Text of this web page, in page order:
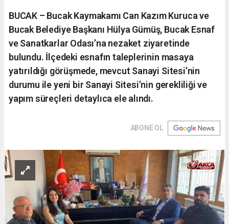
BUCAK – Bucak Kaymakamı Can Kazım Kuruca ve
Bucak Belediye Başkanı Hülya Gümüş, Bucak Esnaf
ve Sanatkarlar Odası’na nezaket ziyaretinde
bulundu. İlçedeki esnafın taleplerinin masaya
yatırıldığı görüşmede, mevcut Sanayi Sitesi’nin
durumu ile yeni bir Sanayi Sitesi’nin gerekliliği ve
yapım süreçleri detaylıca ele alındı.
ABONE OL